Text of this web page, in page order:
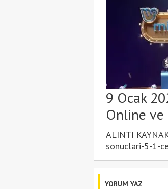
9 Ocak
Online ve
ALINTI
sonuclari-5-1-
YORUM YAZ